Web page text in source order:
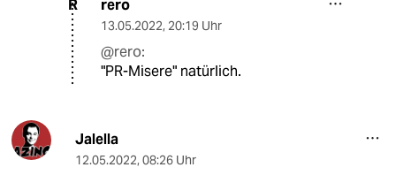
R rero
13.05.2022, 20:19 Uhr
@rero:
"PR-Misere" natürlich.
Jalella
12.05.2022, 08:26 Uhr